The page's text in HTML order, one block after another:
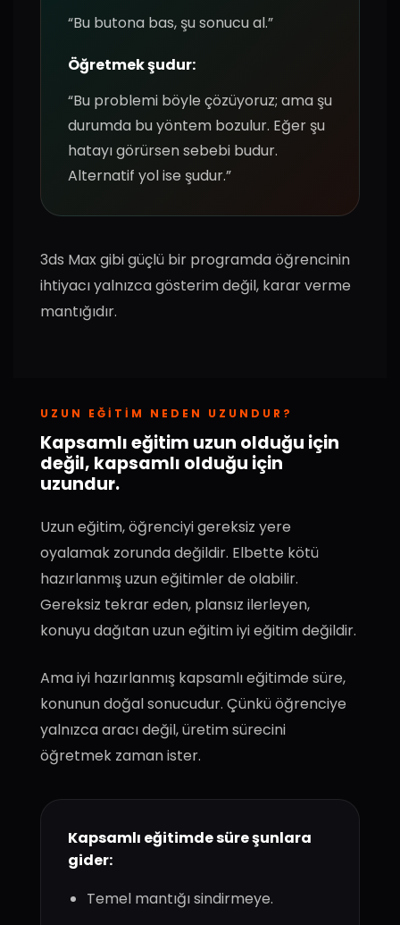
“Bu butona bas, şu sonucu al.”
Öğretmek şudur:
“Bu problemi böyle çözüyoruz; ama şu
durumda bu yöntem bozulur. Eğer şu
hatayı görürsen sebebi budur.
Alternatif yol ise şudur.”
3ds Max gibi güçlü bir programda öğrencinin
ihtiyacı yalnızca gösterim değil, karar verme
mantığıdır.
UZUN EĞITIM NEDEN UZUNDUR?
Kapsamlı eğitim uzun olduğu için
değil, kapsamlı olduğu için
uzundur.
Uzun eğitim, öğrenciyi gereksiz yere
oyalamak zorunda değildir. Elbette kötü
hazırlanmış uzun eğitimler de olabilir.
Gereksiz tekrar eden, plansız ilerleyen,
konuyu dağıtan uzun eğitim iyi eğitim değildir.
Ama iyi hazırlanmış kapsamlı eğitimde süre,
konunun doğal sonucudur. Çünkü öğrenciye
yalnızca aracı değil, üretim sürecini
öğretmek zaman ister.
Kapsamlı eğitimde süre şunlara
gider:
Temel mantığı sindirmeye.